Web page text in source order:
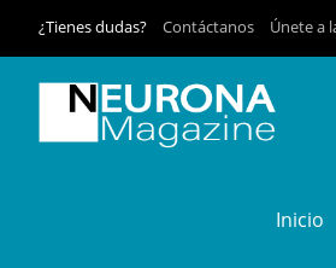
¿Tienes dudas? Contáctanos Únete a
Inicio